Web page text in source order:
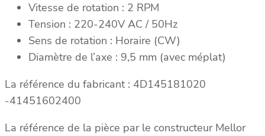
Vitesse de rotation : 2 RPM
Tension : 220-240V AC / 50Hz
Sens de rotation : Horaire (CW)
Diamètre de l’axe : 9,5 mm (avec méplat)
La référence du fabricant : 4D145181020
-41451602400
La référence de la pièce par le constructeur Mellor